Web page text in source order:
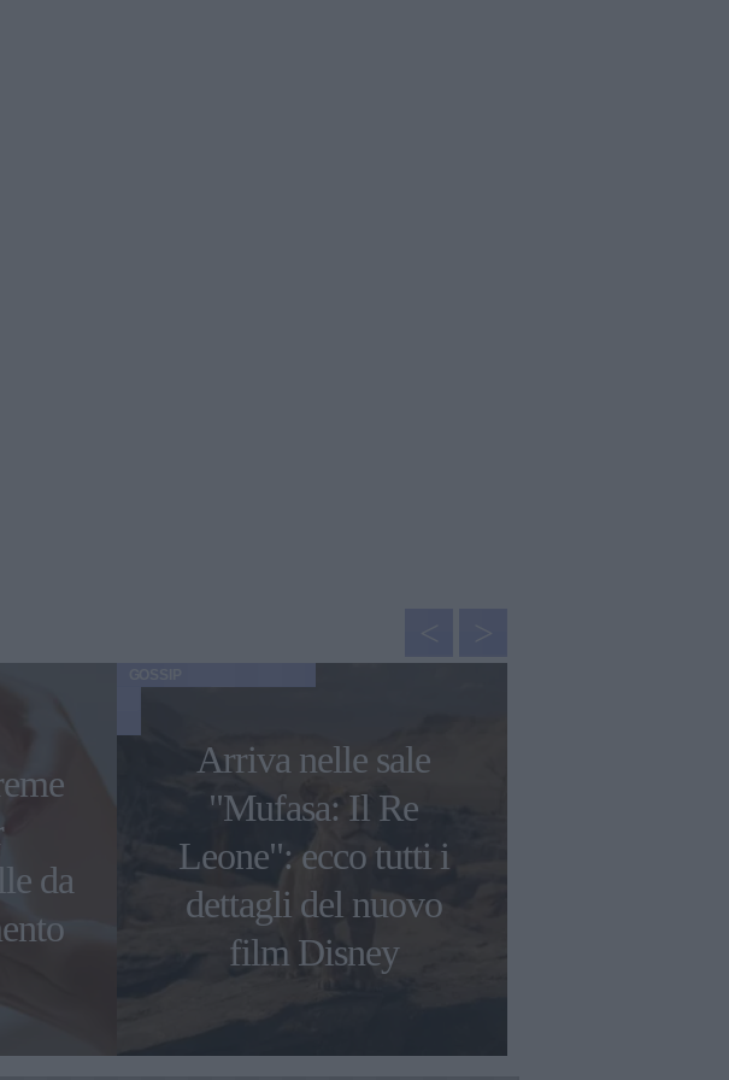
da
Arriva nelle sale
"Mufasa: Il Re
Leone": ecco tutti i
dettagli del nuovo
film Disney